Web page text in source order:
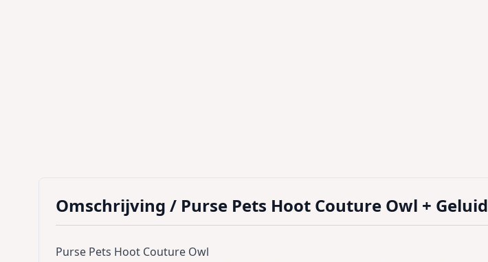
Omschrijving / Purse Pets Hoot Couture Owl + Geluid
Purse Pets Hoot Couture Owl